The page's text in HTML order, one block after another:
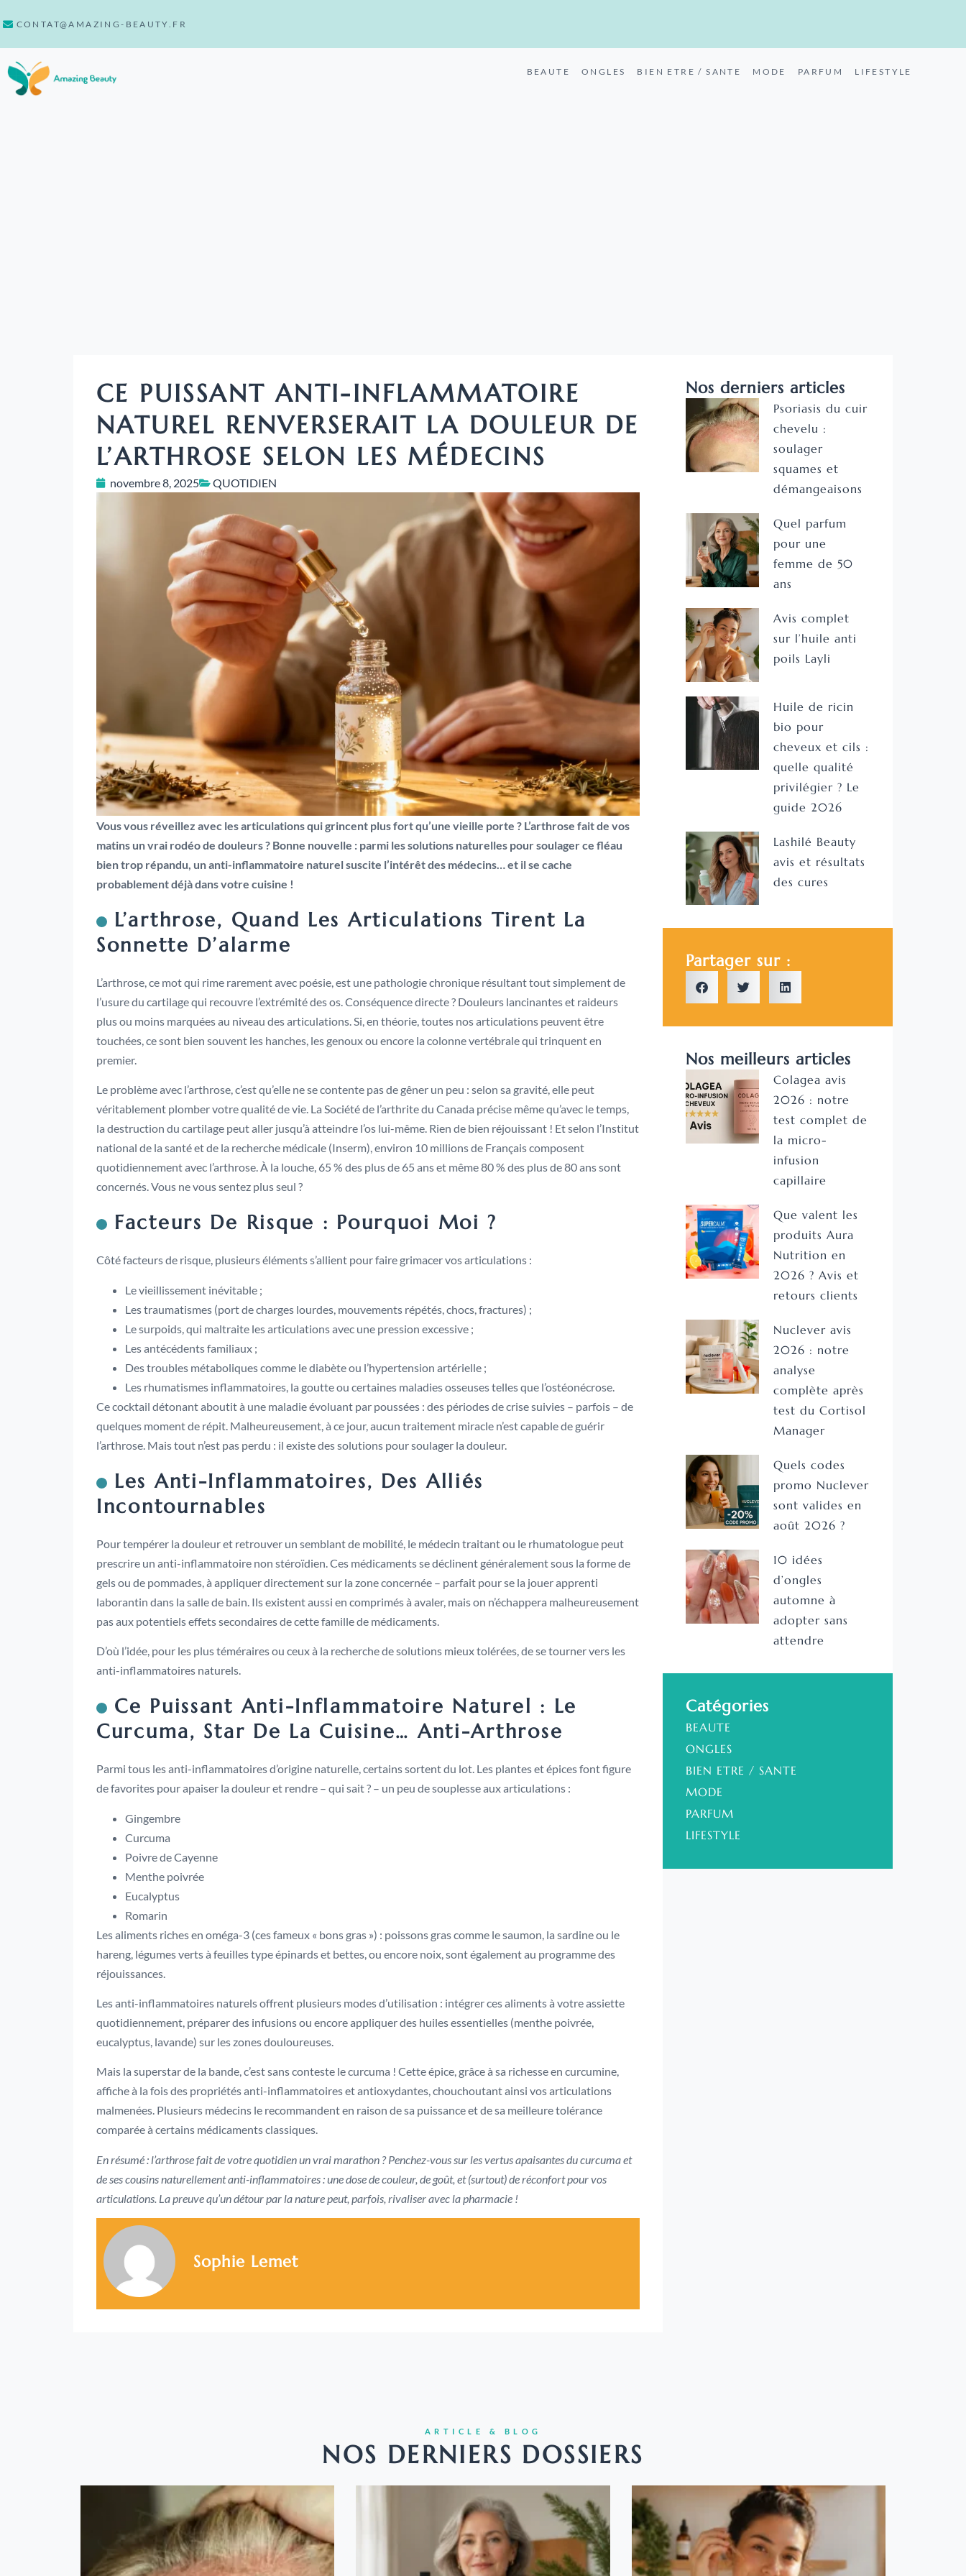
CONTAT@AMAZING-BEAUTY.FR
BEAUTE ONGLES BIEN ETRE / SANTE MODE PARFUM LIFESTYLE
CE PUISSANT ANTI-INFLAMMATOIRE
NATUREL RENVERSERAIT LA DOULEUR DE
L’ARTHROSE SELON LES MÉDECINS
novembre 8, 2025 QUOTIDIEN
Vous vous réveillez avec les articulations qui grincent plus fort qu’une vieille porte ? L’arthrose fait de vos
matins un vrai rodéo de douleurs ? Bonne nouvelle : parmi les solutions naturelles pour soulager ce fléau
bien trop répandu, un anti-inflammatoire naturel suscite l’intérêt des médecins… et il se cache
probablement déjà dans votre cuisine !
L’arthrose, Quand Les Articulations Tirent La
Sonnette D’alarme
L’arthrose, ce mot qui rime rarement avec poésie, est une pathologie chronique résultant tout simplement de
l’usure du cartilage qui recouvre l’extrémité des os. Conséquence directe ? Douleurs lancinantes et raideurs
plus ou moins marquées au niveau des articulations. Si, en théorie, toutes nos articulations peuvent être
touchées, ce sont bien souvent les hanches, les genoux ou encore la colonne vertébrale qui trinquent en
premier.
Le problème avec l’arthrose, c’est qu’elle ne se contente pas de gêner un peu : selon sa gravité, elle peut
véritablement plomber votre qualité de vie. La Société de l’arthrite du Canada précise même qu’avec le temps,
la destruction du cartilage peut aller jusqu’à atteindre l’os lui-même. Rien de bien réjouissant ! Et selon l’Institut
national de la santé et de la recherche médicale (Inserm), environ 10 millions de Français composent
quotidiennement avec l’arthrose. À la louche, 65 % des plus de 65 ans et même 80 % des plus de 80 ans sont
concernés. Vous ne vous sentez plus seul ?
Facteurs De Risque : Pourquoi Moi ?
Côté facteurs de risque, plusieurs éléments s’allient pour faire grimacer vos articulations :
Le vieillissement inévitable ;
Les traumatismes (port de charges lourdes, mouvements répétés, chocs, fractures) ;
Le surpoids, qui maltraite les articulations avec une pression excessive ;
Les antécédents familiaux ;
Des troubles métaboliques comme le diabète ou l’hypertension artérielle ;
Les rhumatismes inflammatoires, la goutte ou certaines maladies osseuses telles que l’ostéonécrose.
Ce cocktail détonant aboutit à une maladie évoluant par poussées : des périodes de crise suivies – parfois – de
quelques moment de répit. Malheureusement, à ce jour, aucun traitement miracle n’est capable de guérir
l’arthrose. Mais tout n’est pas perdu : il existe des solutions pour soulager la douleur.
Les Anti-Inflammatoires, Des Alliés
Incontournables
Pour tempérer la douleur et retrouver un semblant de mobilité, le médecin traitant ou le rhumatologue peut
prescrire un anti-inflammatoire non stéroïdien. Ces médicaments se déclinent généralement sous la forme de
gels ou de pommades, à appliquer directement sur la zone concernée – parfait pour se la jouer apprenti
laborantin dans la salle de bain. Ils existent aussi en comprimés à avaler, mais on n’échappera malheureusement
pas aux potentiels effets secondaires de cette famille de médicaments.
D’où l’idée, pour les plus téméraires ou ceux à la recherche de solutions mieux tolérées, de se tourner vers les
anti-inflammatoires naturels.
Ce Puissant Anti-Inflammatoire Naturel : Le
Curcuma, Star De La Cuisine… Anti-Arthrose
Parmi tous les anti-inflammatoires d’origine naturelle, certains sortent du lot. Les plantes et épices font figure
de favorites pour apaiser la douleur et rendre – qui sait ? – un peu de souplesse aux articulations :
Gingembre
Curcuma
Poivre de Cayenne
Menthe poivrée
Eucalyptus
Romarin
Les aliments riches en oméga-3 (ces fameux « bons gras ») : poissons gras comme le saumon, la sardine ou le
hareng, légumes verts à feuilles type épinards et bettes, ou encore noix, sont également au programme des
réjouissances.
Les anti-inflammatoires naturels offrent plusieurs modes d’utilisation : intégrer ces aliments à votre assiette
quotidiennement, préparer des infusions ou encore appliquer des huiles essentielles (menthe poivrée,
eucalyptus, lavande) sur les zones douloureuses.
Mais la superstar de la bande, c’est sans conteste le curcuma ! Cette épice, grâce à sa richesse en curcumine,
affiche à la fois des propriétés anti-inflammatoires et antioxydantes, chouchoutant ainsi vos articulations
malmenées. Plusieurs médecins le recommandent en raison de sa puissance et de sa meilleure tolérance
comparée à certains médicaments classiques.
En résumé : l’arthrose fait de votre quotidien un vrai marathon ? Penchez-vous sur les vertus apaisantes du curcuma et
de ses cousins naturellement anti-inflammatoires : une dose de couleur, de goût, et (surtout) de réconfort pour vos
articulations. La preuve qu’un détour par la nature peut, parfois, rivaliser avec la pharmacie !
Sophie Lemet
Nos derniers articles
Psoriasis du cuir
chevelu :
soulager
squames et
démangeaisons
Quel parfum
pour une
femme de 50
ans
Avis complet
sur l’huile anti
poils Layli
Huile de ricin
bio pour
cheveux et cils :
quelle qualité
privilégier ? Le
guide 2026
Lashilé Beauty
avis et résultats
des cures
Partager sur :
Nos meilleurs articles
Colagea avis
2026 : notre
test complet de
la micro-
infusion
capillaire
Que valent les
produits Aura
Nutrition en
2026 ? Avis et
retours clients
Nuclever avis
2026 : notre
analyse
complète après
test du Cortisol
Manager
Quels codes
promo Nuclever
sont valides en
août 2026 ?
10 idées
d’ongles
automne à
adopter sans
attendre
Catégories
BEAUTE
ONGLES
BIEN ETRE / SANTE
MODE
PARFUM
LIFESTYLE
ARTICLE & BLOG
NOS DERNIERS DOSSIERS